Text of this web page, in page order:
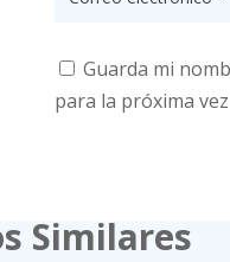
Guarda mi
para la próxima
Similares